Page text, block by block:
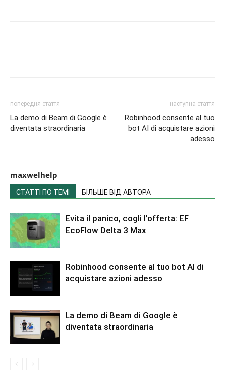
попередня стаття
La demo di Beam di Google è
diventata straordinaria
наступна стаття
Robinhood consente al tuo
bot AI di acquistare azioni
adesso
maxwelhelp
СТАТТІ ПО ТЕМІ БІЛЬШЕ ВІД АВТОРА
Evita il panico, cogli l’offerta: EF
EcoFlow Delta 3 Max
Robinhood consente al tuo bot AI di
acquistare azioni adesso
La demo di Beam di Google è
diventata straordinaria